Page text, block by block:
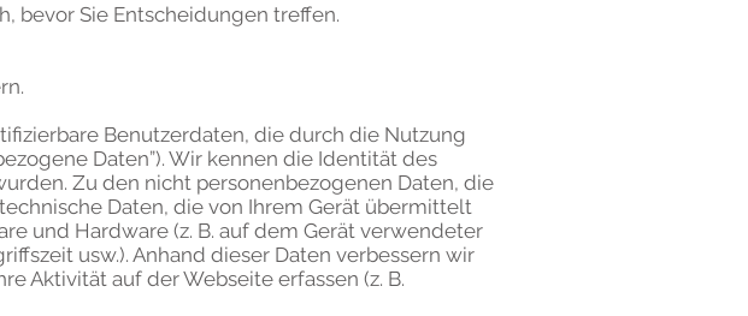
bevor Sie Entscheidungen treffen.
Benutzerdaten, die durch die Nutzung
Daten”). Wir kennen die Identität des
Zu den nicht personenbezogenen Daten, die
Daten, die von Ihrem Gerät übermittelt
und Hardware (z. B. auf dem Gerät verwendeter
usw.). Anhand dieser Daten verbessern wir
Aktivität auf der Webseite erfassen (z. B.